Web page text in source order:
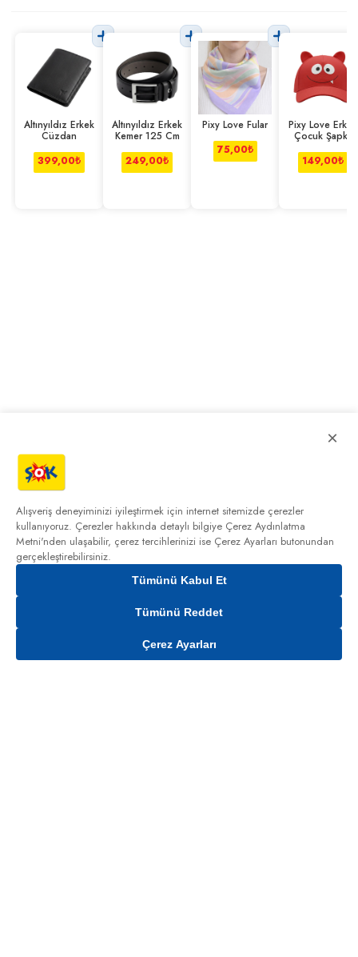
Gelince Haber Ver
Altınyıldız Erkek
Cüzdan
399,00₺
Altınyıldız Erkek
Kemer 125 Cm
249,00₺
Pixy Love Fular
75,00₺
Pixy Love Erkek
Çocuk Şapka
149,00₺
×
Alışveriş deneyiminizi iyileştirmek için internet sitemizde çerezler
kullanıyoruz. Çerezler hakkında detaylı bilgiye Çerez Aydınlatma
Metni'nden ulaşabilir, çerez tercihlerinizi ise Çerez Ayarları butonundan
gerçekleştirebilirsiniz.
Tümünü Kabul Et
Tümünü Reddet
Çerez Ayarları